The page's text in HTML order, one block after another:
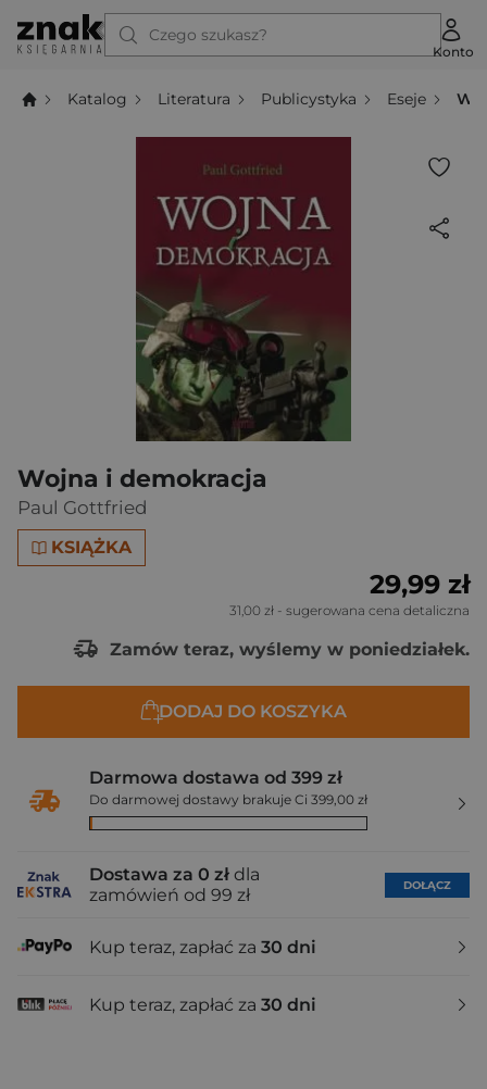
Czego szukasz?
Konto
Katalog Literatura Publicystyka Eseje
Wojna i demokracja
Paul Gottfried
KSIĄŻKA
29,99 zł
31,00 zł - sugerowana cena detaliczna
Zamów teraz, wyślemy w poniedziałek.
DODAJ DO KOSZYKA
Darmowa dostawa od 399 zł
Do darmowej dostawy brakuje Ci 399,00 zł
Dostawa za 0 zł dla
zamówień od 99 zł
DOŁĄCZ
Kup teraz, zapłać za 30 dni
Kup teraz, zapłać za 30 dni